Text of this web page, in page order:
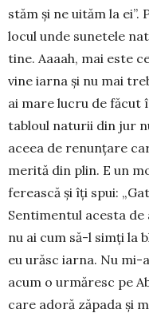
stăm şi ne uităm la ei”.
locul unde sunetele
tine. Aaaah, mai este
vine iar­na şi nu mai
ai mare lucru de făcut
tabloul naturii din jur
aceea de renunţare
merită din plin. E un
ferească şi îţi spui:
Sentimentul acesta
nu ai cum să-l simţi la
eu urăsc iarna. Nu
acum o urmăresc pe
care adoră zăpada şi